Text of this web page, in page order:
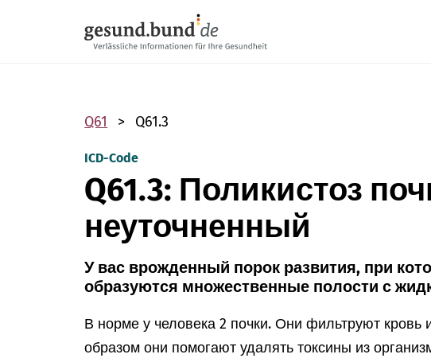
Q61 Q61.3
ICD-Code
Q61.3: Поликистоз
неуточненный
У вас врожденный порок развития, при
образуются множественные полости с
В норме у человека 2 почки. Они фильтруют кровь
образом они помогают удалять токсины из